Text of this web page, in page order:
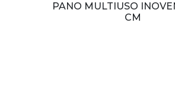
PANO MULTIUSO
CM